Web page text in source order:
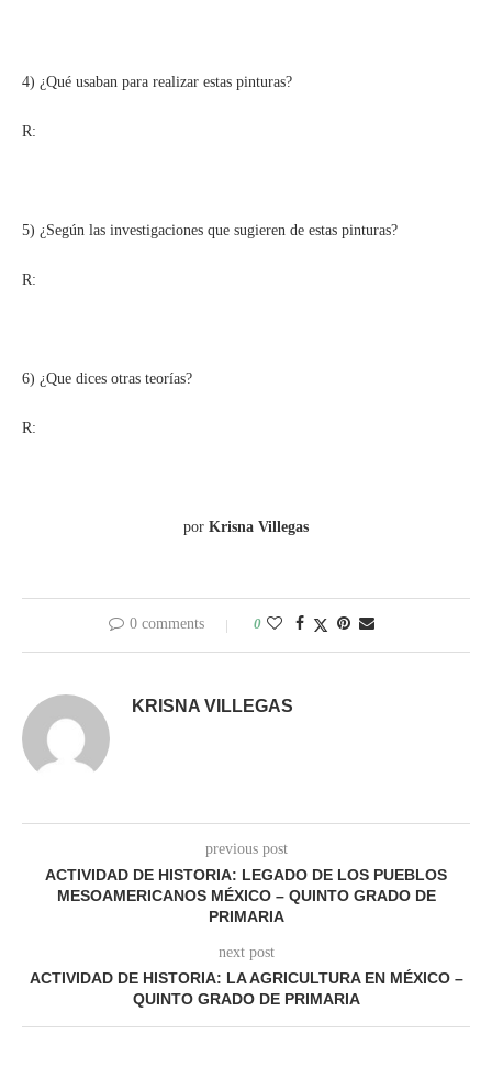
4) ¿Qué usaban para realizar estas pinturas?
R:
5) ¿Según las investigaciones que sugieren de estas pinturas?
R:
6) ¿Que dices otras teorías?
R:
por Krisna Villegas
0 comments 0
KRISNA VILLEGAS
previous post
ACTIVIDAD DE HISTORIA: LEGADO DE LOS PUEBLOS
MESOAMERICANOS MÉXICO – QUINTO GRADO DE
PRIMARIA
next post
ACTIVIDAD DE HISTORIA: LA AGRICULTURA EN MÉXICO –
QUINTO GRADO DE PRIMARIA